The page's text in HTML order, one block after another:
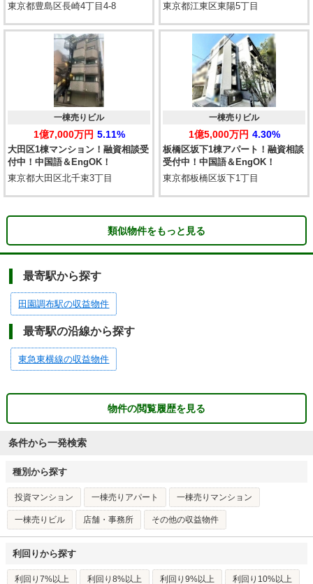
東京都豊島区長崎4丁目4-8 東京都江東区東陽5丁目
大田区1棟マンション！融資相談受
付中！中国語＆EngOK！
一棟売りビル
1億7,000万円 5.11%
東京都大田区北千束3丁目
板橋区坂下1棟アパート！融資相談
受付中！中国語＆EngOK！
一棟売りビル
1億5,000万円 4.30%
東京都板橋区坂下1丁目
類似物件をもっと見る
最寄駅から探す
田園調布駅の収益物件
最寄駅の沿線から探す
東急東横線の収益物件
物件の閲覧履歴を見る
条件から一発検索
種別から探す
投資マンション 一棟売りアパート 一棟売りマンション
一棟売りビル 店舗・事務所 その他の収益物件
利回りから探す
利回り7%以上 利回り8%以上 利回り9%以上 利回り10%以上